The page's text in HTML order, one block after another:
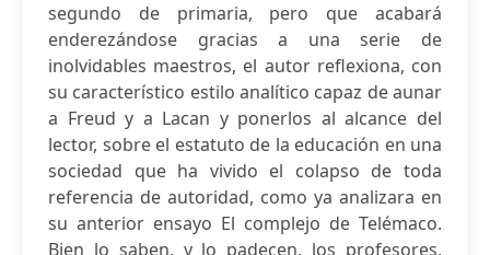
segundo de primaria, pero que acabará
enderezándose gracias a una serie de
inolvidables maestros, el autor reflexiona, con
su característico estilo analítico capaz de aunar
a Freud y a Lacan y ponerlos al alcance del
lector, sobre el estatuto de la educación en una
sociedad que ha vivido el colapso de toda
referencia de autoridad, como ya analizara en
su anterior ensayo El complejo de Telémaco.
Bien lo saben, y lo padecen, los profesores,